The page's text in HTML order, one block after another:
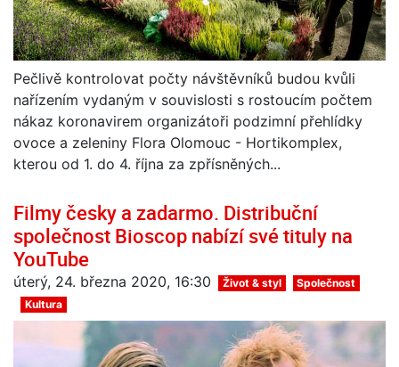
Pečlivě kontrolovat počty návštěvníků budou kvůli
nařízením vydaným v souvislosti s rostoucím počtem
nákaz koronavirem organizátoři podzimní přehlídky
ovoce a zeleniny Flora Olomouc - Hortikomplex,
kterou od 1. do 4. října za zpřísněných...
Filmy česky a zadarmo. Distribuční
společnost Bioscop nabízí své tituly na
YouTube
úterý, 24. března 2020, 16:30 Život & styl
Společnost
Kultura